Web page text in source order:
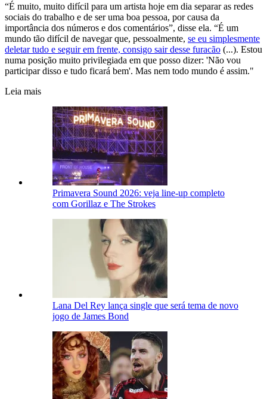
“É muito, muito difícil para um artista hoje em dia separar as redes
sociais do trabalho e de ser uma boa pessoa, por causa da
importância dos números e dos comentários”, disse ela. “É um
mundo tão difícil de navegar que, pessoalmente, se eu simplesmente
deletar tudo e seguir em frente, consigo sair desse furacão (...). Estou
numa posição muito privilegiada em que posso dizer: 'Não vou
participar disso e tudo ficará bem'. Mas nem todo mundo é assim."
Leia mais
Primavera Sound 2026: veja line-up completo
com Gorillaz e The Strokes
Lana Del Rey lança single que será tema de novo
jogo de James Bond